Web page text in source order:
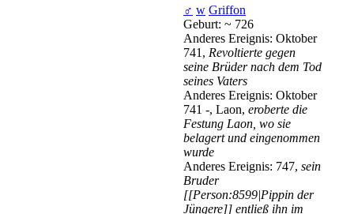
♂ w Griffon
Geburt: ~ 726
Anderes Ereignis: Oktober
741, Revoltierte gegen
seine Brüder nach dem Tod
seines Vaters
Anderes Ereignis: Oktober
741 -, Laon, eroberte die
Festung Laon, wo sie
belagert und eingenommen
wurde
Anderes Ereignis: 747, sein
Bruder
[[Person:8599|Pippin der
Jüngere]] entließ ihn im